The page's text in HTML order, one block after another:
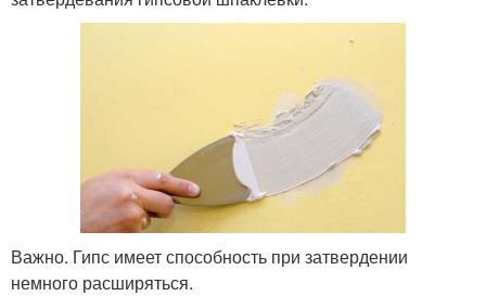
Важно. Гипс имеет способность при затвердении
немного расширяться.